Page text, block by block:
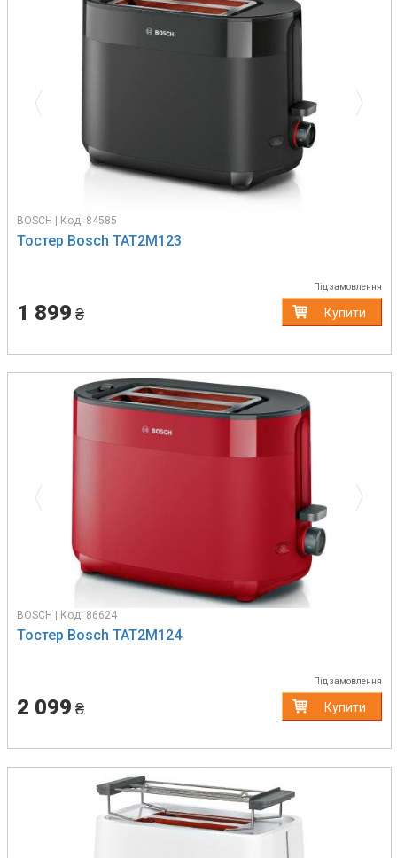
BOSCH | Код: 84585
Тостер Bosch TAT2M123
Під замовлення
1 899 ₴ Купити
Previous
BOSCH | Код: 86624
Тостер Bosch TAT2M124
Під замовлення
2 099 ₴ Купити